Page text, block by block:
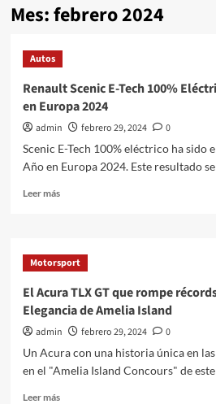
Mes:febrero 2024
Autos
Renault Scenic E-Tech 100%
en Europa 2024
admin febrero 29, 2024
0
Scenic E-Tech 100% eléctrico ha sido
Año en Europa 2024. Este resultado
Leer másLeer
Scenic
E-
100%
Eléctrico:
Automóvil
Año
en
Motorsport
El Acura TLX GT que rompe
Elegancia de Amelia Island
admin febrero 29, 2024
0
Un Acura con una historia única en
en el "Amelia Island Concours" de este
Leer másLeer